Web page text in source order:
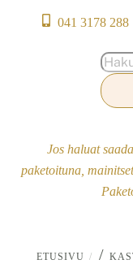
041 3178 288
Jos haluat
paketoituna,
ETUSIVU /